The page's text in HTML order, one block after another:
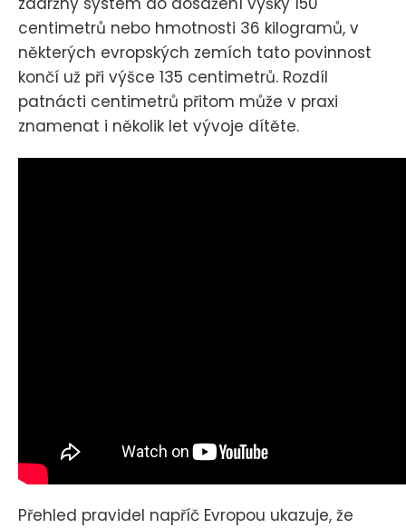
centimetrů nebo hmotnosti 36 kilogramů, v
některých evropských zemích tato povinnost
končí už při výšce 135 centimetrů. Rozdíl
patnácti centimetrů přitom může v praxi
znamenat i několik let vývoje dítěte.
Přehled pravidel napříč Evropou ukazuje, že